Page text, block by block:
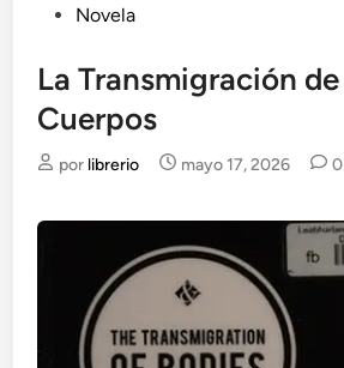
Publicado
Novela
La Transmigración
Cuerpos
por librerio mayo 17, 2026 0